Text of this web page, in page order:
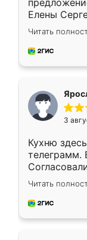
Елены
короткие
для замера
предложил
Читать
3
Кухню
телеграмм.
недели
довольны
мебель за
Читать